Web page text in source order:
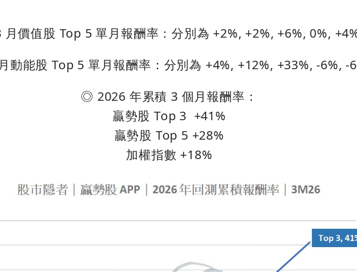
價值股 Top 5 單月報酬率：分別為 +2%, +2%, +6%, 0%,
動能股 Top 5 單月報酬率：分別為 +4%, +12%, +33%, -6%, -
◎ 2026 年累積 3 個月報酬率：
贏勢股 Top 3 +41%
贏勢股 Top 5 +28%
加權指數 +18%